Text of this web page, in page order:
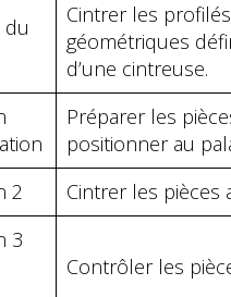
du
Cintrer les
géométriques
d’une cintreuse.
Préparer les
positionner au
2
Cintrer les pièces
3
Contrôler les